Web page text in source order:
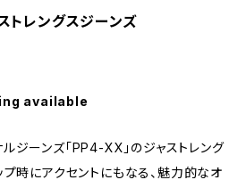
レングスジーンズ
available
ジーンズ「PP4-XX」のジャストレング
プ時にアクセントにもなる、魅力的なオ